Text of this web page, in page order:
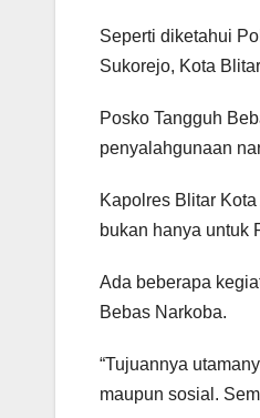
Seperti diketahui
Sukorejo, Kota
Posko Tangguh
penyalahgunaan
Kapolres Blitar
bukan hanya untuk
Ada beberapa
Bebas Narkoba.
“Tujuannya
maupun sosial.